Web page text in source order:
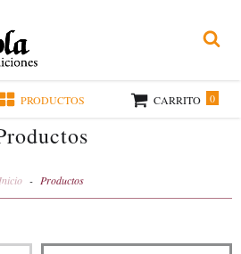
PRODUCTOS CARRITO 0
Inicio - Productos